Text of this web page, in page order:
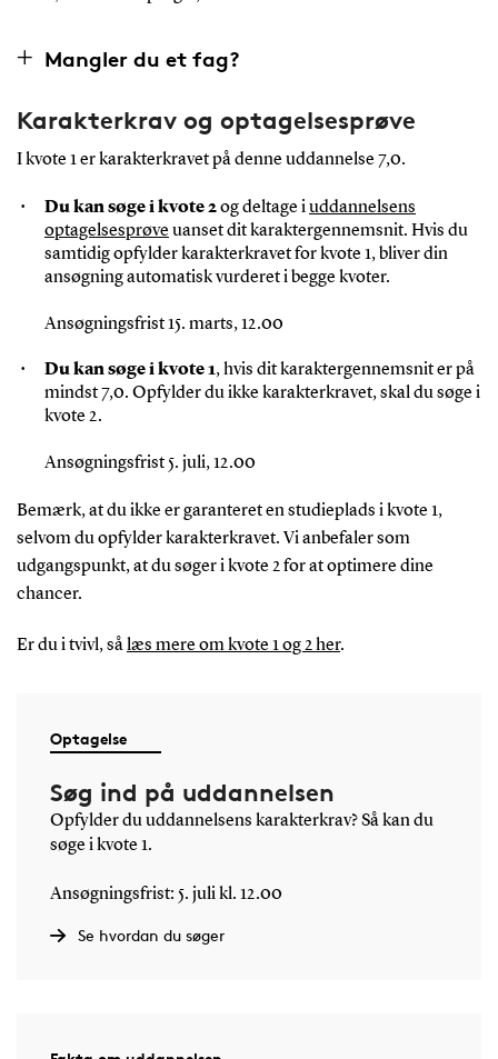
Mangler du et fag?
Karakterkrav og optagelsesprøve
I kvote 1 er karakterkravet på denne uddannelse 7,0.
Du kan søge i kvote 2og deltage iuddannelsens
optagelsesprøve uanset dit karaktergennemsnit. Hvis du
samtidig opfylder karakterkravet for kvote 1, bliver din
ansøgning automatisk vurderet i begge kvoter.
Ansøgningsfrist 15. marts, 12.00
Du kan søge i kvote 1, hvis dit karaktergennemsnit er på
mindst 7,0. Opfylder du ikke karakterkravet, skal du søge i
kvote 2.
Ansøgningsfrist 5. juli, 12.00
Bemærk, at du ikke er garanteret en studieplads i kvote 1,
selvom du opfylder karakterkravet. Vi anbefaler som
udgangspunkt, at du søger i kvote 2 for at optimere dine
chancer.
Er du i tvivl, sålæs mere om kvote 1 og 2 her.
Optagelse
Søg ind på uddannelsen
Opfylder du uddannelsens karakterkrav? Så kan du
søge i kvote 1.
Ansøgningsfrist: 5. juli kl. 12.00
Se hvordan du søger